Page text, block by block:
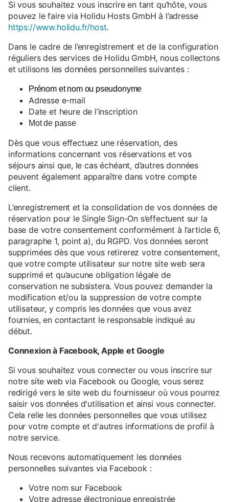
Si vous souhaitez vous inscrire en tant qu’hôte, vous
pouvez le faire via Holidu Hosts GmbH à l’adresse
https://www.holidu.fr/host.
Dans le cadre de l’enregistrement et de la configuration
réguliers des services de Holidu GmbH, nous collectons
et utilisons les données personnelles suivantes :
Prénom et nom ou pseudonyme
Adresse e-mail
Date et heure de l’inscription
Mot de passe
Dès que vous effectuez une réservation, des
informations concernant vos réservations et vos
séjours ainsi que, le cas échéant, d’autres données
peuvent également apparaître dans votre compte
client.
L’enregistrement et la consolidation de vos données de
réservation pour le Single Sign-On s’effectuent sur la
base de votre consentement conformément à l’article 6,
paragraphe 1, point a), du RGPD. Vos données seront
supprimées dès que vous retirerez votre consentement,
que votre compte utilisateur sur notre site web sera
supprimé et qu’aucune obligation légale de
conservation ne subsistera. Vous pouvez demander la
modification et/ou la suppression de votre compte
utilisateur, y compris les données que vous avez
fournies, en contactant le responsable indiqué au
début.
Connexion à Facebook, Apple et Google
Si vous souhaitez vous connecter ou vous inscrire sur
notre site web via Facebook ou Google, vous serez
redirigé vers le site web du fournisseur où vous pourrez
saisir vos données d'utilisation et ainsi vous connecter.
Cela relie les données personnelles que vous utilisez
pour votre compte et d'autres informations de profil à
notre service.
Nous recevons automatiquement les données
personnelles suivantes via Facebook :
Votre nom sur Facebook
Votre adresse électronique enregistrée